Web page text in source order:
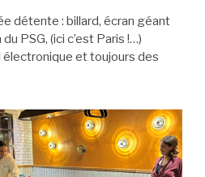
détente : billard, écran géant
PSG, (ici c’est Paris !…)
électronique et toujours des